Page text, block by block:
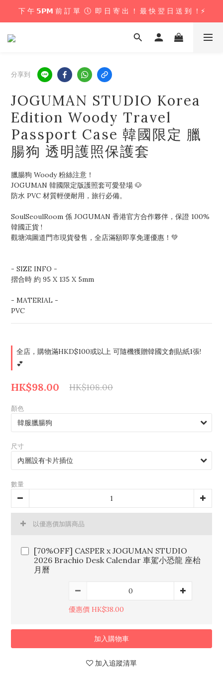
下 午 𝟱𝗣𝗠 前 訂 單  🕔  即 日 寄 出 ！ 最 快 翌 日 送 到 ！⚡️
下 午 𝟱𝗣𝗠 前 訂 單  🕔  即 日 寄 出 ！ 最 快 翌 日 送 到 ！⚡️
📦 購 物 滿 $𝟲𝟬𝟬 即 享 免 運 優 惠 ！ (公仔花束商品除外) 📦
下 午 𝟱𝗣𝗠 前 訂 單  🕔  即 日 寄 出 ！ 最 快 翌 日 送 到 ！⚡️
分享到
JOGUMAN STUDIO Korea
Edition Woody Travel
Passport Case 韓國限定 臘
腸狗 透明護照保護套
臘腸狗 Woody 粉絲注意！
JOGUMAN 韓國限定版護照套可愛登場 🐶
防水 PVC 材質輕便耐用，旅行必備。
SoulSeoulRoom 係 JOGUMAN 香港官方合作夥伴，保證 100%
韓國正貨 !
觀塘鴻圖道門市現貨發售，全店滿額即享免運優惠！💚
- SIZE INFO -
摺合時 約 95 X 135 X 5mm
- MATERIAL -
PVC
全店，購物滿HKD$100或以上 可隨機獲贈韓國文創貼紙1張!
💕
HK$98.00 HK$108.00
顏色
尺寸
數量
以優惠價加購商品
[70%OFF] CASPER x JOGUMAN STUDIO
2026 Brachio Desk Calendar 車駕小恐龍 座枱
月曆
優惠價 HK$38.00
加入購物車
加入追蹤清單